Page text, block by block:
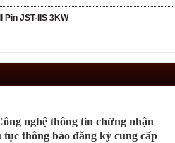
Pin JST-IIS 3KW
nghệ thông tin chứng nhận
thông báo đăng ký cung cấp